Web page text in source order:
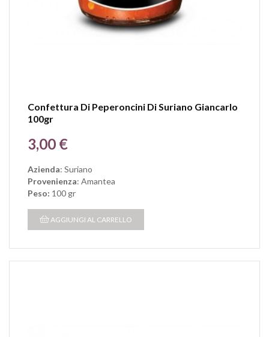
Confettura Di Peperoncini Di Suriano Giancarlo
100gr
Prezzo
3,00 €
Azienda: Suriano
Provenienza: Amantea
Peso: 100 gr
AGGIUNGI AL CARRELLO